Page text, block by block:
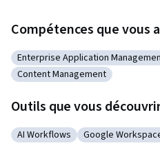
Compétences que vous
Catégorie : Enterprise
Enterprise Application
Catégorie : Content
Content Management
Outils que vous
Catégorie : AI Workflows
AI Workflows Catégorie :
Google